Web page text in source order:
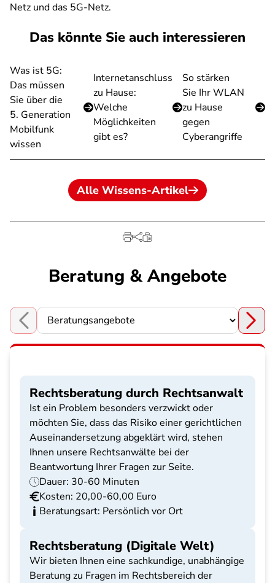
Netz und das 5G-Netz.
Das könnte Sie auch interessieren
Was ist 5G:
Das müssen
Sie über die
5. Generation
Mobilfunk
wissen
Internetanschluss
zu Hause:
Welche
Möglichkeiten
gibt es?
So stärken
Sie Ihr WLAN
zu Hause
gegen
Cyberangriffe
Alle Wissens-Artikel
Beratung & Angebote
Choose a section
Rechtsberatung durch Rechtsanwalt
Ist ein Problem besonders verzwickt oder
möchten Sie, dass das Risiko einer gerichtlichen
Auseinandersetzung abgeklärt wird, stehen
Ihnen unsere Rechtsanwälte bei der
Beantwortung Ihrer Fragen zur Seite.
Dauer: 30-60 Minuten
Kosten: 20,00-60,00 Euro
Beratungsart: Persönlich vor Ort
Rechtsberatung (Digitale Welt)
Wir bieten Ihnen eine sachkundige, unabhängige
Beratung zu Fragen im Rechtsbereich der